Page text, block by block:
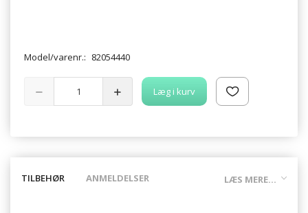
Model/varenr.: 82054440
Læg i kurv
LÆS MERE...
TILBEHØR ANMELDELSER